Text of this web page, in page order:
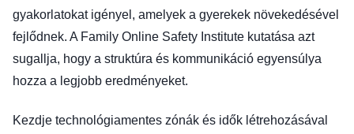
gyakorlatokat igényel, amelyek a gyerekek növekedésével
fejlődnek. A Family Online Safety Institute kutatása azt
sugallja, hogy a struktúra és kommunikáció egyensúlya
hozza a legjobb eredményeket.
Kezdje technológiamentes zónák és idők létrehozásával